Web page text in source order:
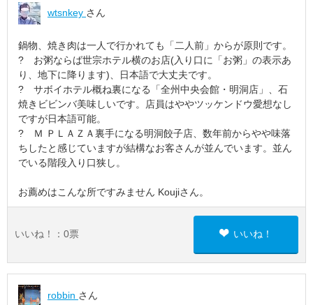
wtsnkey さん
鍋物、焼き肉は一人で行かれても「二人前」からが原則です。
? お粥ならば世宗ホテル横のお店(入り口に「お粥」の表示あ
り、地下に降ります)、日本語で大丈夫です。
? サボイホテル概ね裏になる「全州中央会館・明洞店」、石
焼きビビンバ美味しいです。店員はややツッケンドウ愛想なし
ですが日本語可能。
? Ｍ ＰＬＡＺＡ裏手になる明洞餃子店、数年前からやや味落
ちしたと感じていますが結構なお客さんが並んでいます。並ん
でいる階段入り口狭し。
お薦めはこんな所ですみません Koujiさん。
いいね！： 0票 いいね！
robbin さん